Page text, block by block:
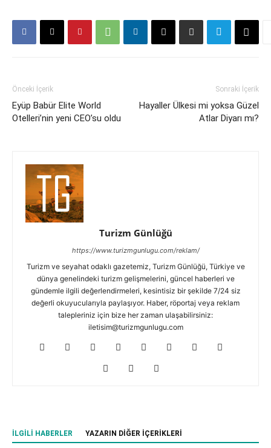
Önceki İçerik
Eyüp Babür Elite World
Otelleri’nin yeni CEO’su oldu
Sonraki İçerik
Hayaller Ülkesi mi yoksa Güzel
Atlar Diyarı mı?
Turizm Günlüğü
https://www.turizmgunlugu.com/reklam/
Turizm ve seyahat odaklı gazetemiz, Turizm Günlüğü, Türkiye ve
dünya genelindeki turizm gelişmelerini, güncel haberleri ve
gündemle ilgili değerlendirmeleri, kesintisiz bir şekilde 7/24 siz
değerli okuyucularıyla paylaşıyor. Haber, röportaj veya reklam
talepleriniz için bize her zaman ulaşabilirsiniz:
iletisim@turizmgunlugu.com
İLGILI HABERLER YAZARIN DIĞER İÇERIKLERI